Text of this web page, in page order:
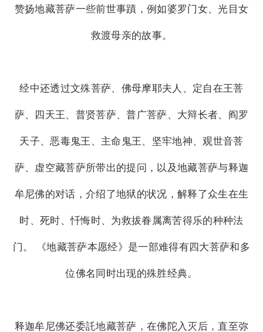
赞扬地藏菩萨一些前世事蹟，例如婆罗门女、光目女
救渡母亲的故事。
经中还透过文殊菩萨、佛母摩耶夫人、定自在王菩
萨、四天王、普贤菩萨、普广菩萨、大辩长者、阎罗
天子、恶毒鬼王、主命鬼王、坚牢地神、观世音菩
萨、虚空藏菩萨所带出的提问，以及地藏菩萨与释迦
牟尼佛的对话，介绍了地狱的状况，解释了众生在生
时、死时、忏悔时、为救拔眷属离苦得乐的种种法
门。 《地藏菩萨本愿经》是一部难得有四大菩萨和多
位佛名同时出现的殊胜经典。
释迦牟尼佛还委託地藏菩萨，在佛陀入灭后，直至弥